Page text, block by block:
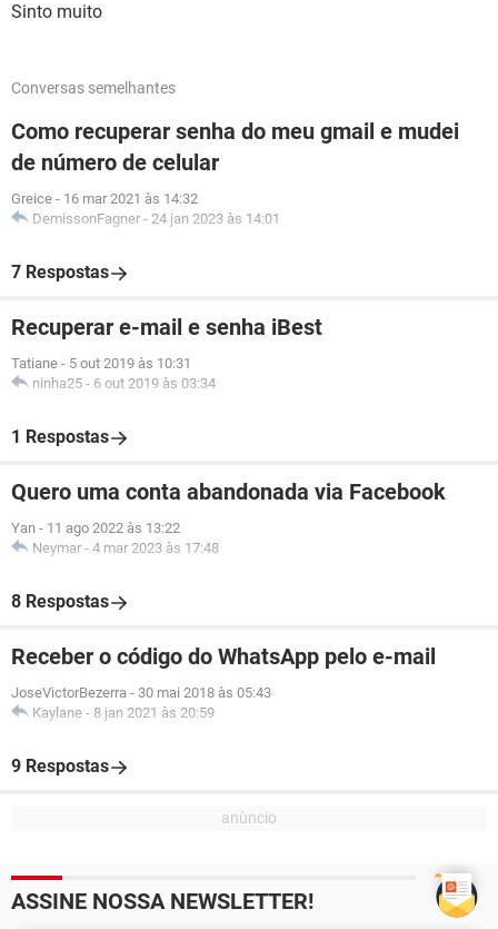
Sinto muito
Conversas semelhantes
Como recuperar senha do meu gmail e mudei
de número de celular
Greice - 16 mar 2021 às 14:32
DemissonFagner - 24 jan 2023 às 14:01
7 Respostas
Recuperar e-mail e senha iBest
Tatiane - 5 out 2019 às 10:31
ninha25 - 6 out 2019 às 03:34
1 Respostas
Quero uma conta abandonada via Facebook
Yan - 11 ago 2022 às 13:22
Neymar - 4 mar 2023 às 17:48
8 Respostas
Receber o código do WhatsApp pelo e-mail
JoseVictorBezerra - 30 mai 2018 às 05:43
Kaylane - 8 jan 2021 às 20:59
9 Respostas
ASSINE NOSSA NEWSLETTER!